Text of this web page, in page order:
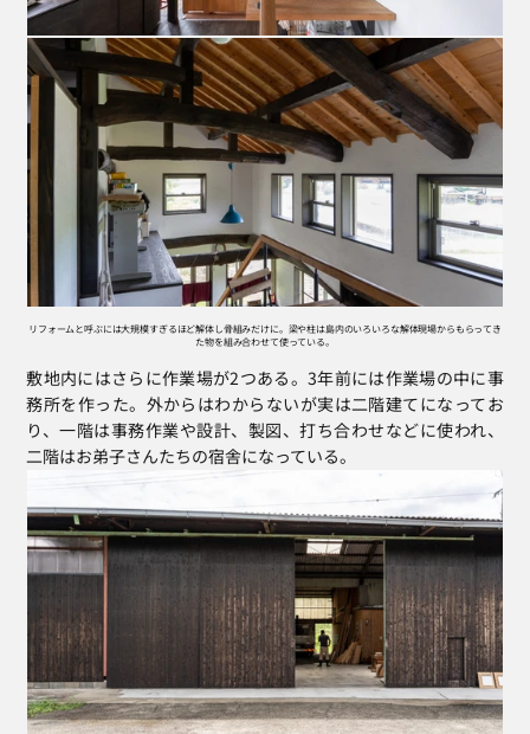
リフォームと呼ぶには大規模すぎるほど解体し骨組みだけに。梁や柱は島内のいろいろな解体現場からもらってき
た物を組み合わせて使っている。
敷地内にはさらに作業場が2つある。3年前には作業場の中に事
務所を作った。外からはわからないが実は二階建てになってお
り、一階は事務作業や設計、製図、打ち合わせなどに使われ、
二階はお弟子さんたちの宿舎になっている。